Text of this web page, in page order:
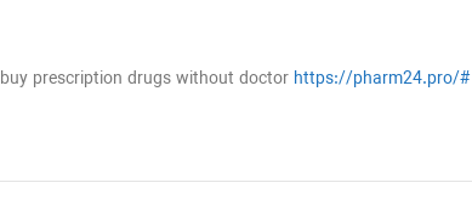
buy prescription drugs without doctor https://pharm24.pro/#